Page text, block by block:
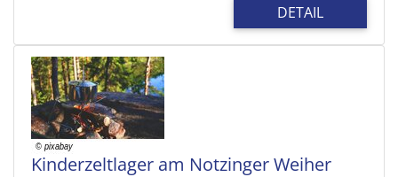
DETAIL
Kinderzeltlager am Notzinger Weiher